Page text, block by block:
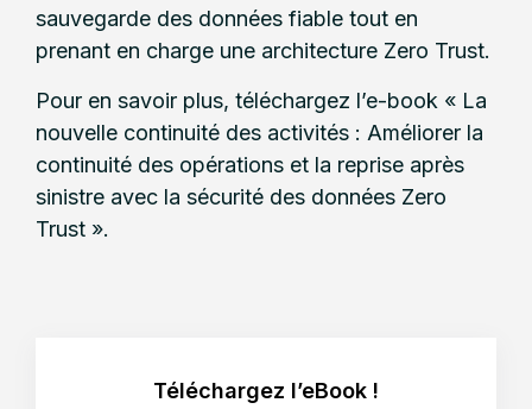
sauvegarde des données fiable tout en
prenant en charge une architecture Zero Trust.
Pour en savoir plus, téléchargez l’e-book « La
nouvelle continuité des activités : Améliorer la
continuité des opérations et la reprise après
sinistre avec la sécurité des données Zero
Trust ».
Téléchargez l’eBook !